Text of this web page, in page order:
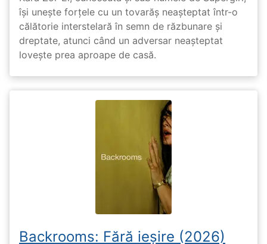
își unește forțele cu un tovarăș neașteptat într-o
călătorie interstelară în semn de răzbunare și
dreptate, atunci când un adversar neașteptat
lovește prea aproape de casă.
Backrooms: Fără ieșire (2026)